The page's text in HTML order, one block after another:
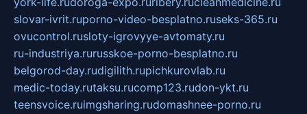
slovar-ivrit.ruporno-video-besplatno.ruseks-365.ru
ovucontrol.rusloty-igrovyye-avtomaty.ru
ru-industriya.rurusskoe-porno-besplatno.ru
belgorod-day.rudigilith.rupichkurovlab.ru
medic-today.rutaksu.rucomp123.rudon-ykt.ru
teensvoice.ruimgsharing.rudomashnee-porno.ru